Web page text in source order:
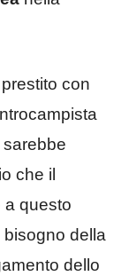
con
sarebbe
che il
a questo
della
dello